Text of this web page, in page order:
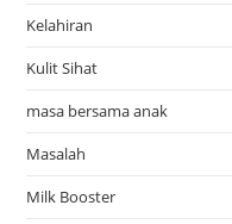
Kelahiran
Kulit Sihat
masa bersama anak
Masalah
Milk Booster